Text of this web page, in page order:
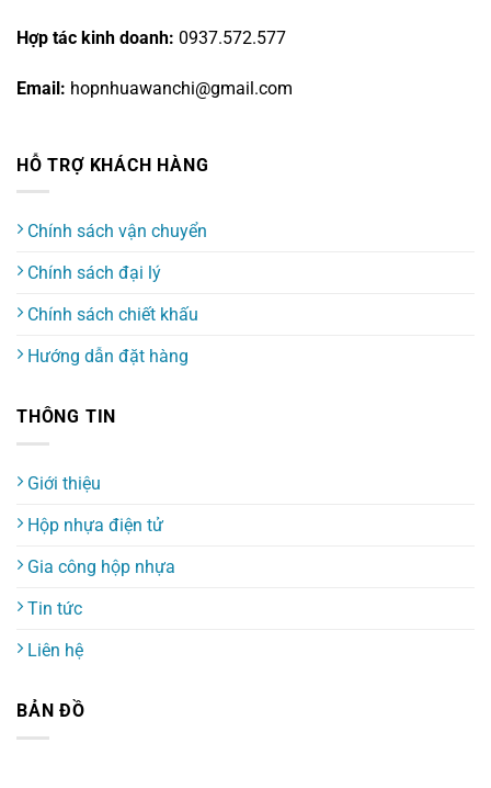
Hợp tác kinh doanh: 0937.572.577
Email: hopnhuawanchi@gmail.com
HỖ TRỢ KHÁCH HÀNG
Chính sách vận chuyển
Chính sách đại lý
Chính sách chiết khấu
Hướng dẫn đặt hàng
THÔNG TIN
Giới thiệu
Hộp nhựa điện tử
Gia công hộp nhựa
Tin tức
Liên hệ
BẢN ĐỒ